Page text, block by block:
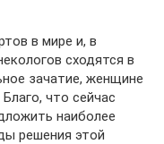
в мире и, в
сходятся в
зачатие, женщине
что сейчас
наиболее
решения этой